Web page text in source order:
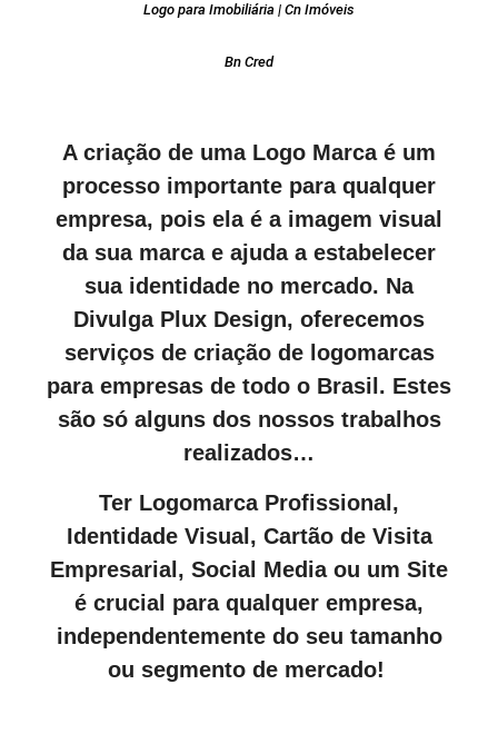
Logo para Imobiliária | Cn Imóveis
Bn Cred
A criação de uma Logo Marca é um
processo importante para qualquer
empresa, pois ela é a imagem visual
da sua marca e ajuda a estabelecer
sua identidade no mercado. Na
Divulga Plux Design, oferecemos
serviços de criação de logomarcas
para empresas de todo o Brasil. Estes
são só alguns dos nossos trabalhos
realizados…
Ter Logomarca Profissional,
Identidade Visual, Cartão de Visita
Empresarial, Social Media ou um Site
é crucial para qualquer empresa,
independentemente do seu tamanho
ou segmento de mercado!